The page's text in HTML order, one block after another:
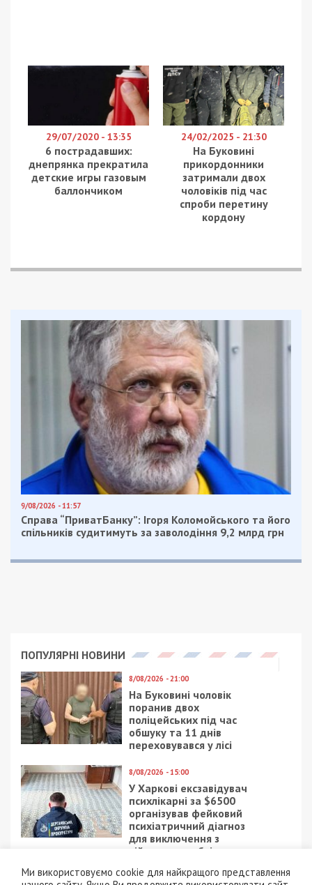
29/07/2020 - 13:35
6 пострадавших:
днепрянка прекратила
детские игры газовым
баллончиком
24/02/2025 - 21:30
На Буковині
прикордонники
затримали двох
чоловіків під час
спроби перетину
кордону
9/08/2026 - 11:57
Справа “ПриватБанку”: Ігоря Коломойського та його
спільників судитимуть за заволодіння 9,2 млрд грн
ПОПУЛЯРНІ НОВИНИ
8/08/2026 - 21:00
На Буковині чоловік
поранив двох
поліцейських під час
обшуку та 11 днів
переховувався у лісі
8/08/2026 - 15:00
У Харкові ексзавідувач
психлікарні за $6500
організував фейковий
психіатричний діагноз
для виключення з
військового обліку
7/08/2026 - 15:00
Ми використовуємо cookie для найкращого представлення